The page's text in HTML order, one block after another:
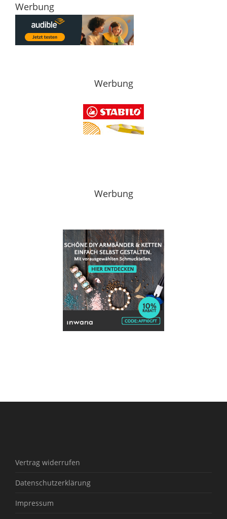
Werbung
Werbung
Werbung
Vertrag widerrufen
Datenschutzerklärung
Impressum